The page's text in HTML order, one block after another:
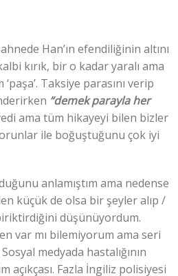
Han’ın efendiliğinin altını
kırık, bir o kadar yaralı ama
Taksiye parasını verip
“demek parayla her
ama tüm hikayeyi bilen bizler
ile boğuştuğunu çok iyi
anlamıştım ama nedense
küçük de olsa bir şeyler alıp /
düşünüyordum.
var mı bilemiyorum ama seri
medyada hastalığının
açıkçası. Fazla İngiliz polisiyesi